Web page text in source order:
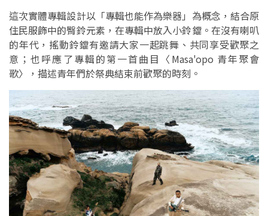
這次實體專輯設計以「專輯也能作為樂器」為概念，結合原
住民服飾中的臀鈴元素，在專輯中放入小鈴鐺。在沒有喇叭
的年代，搖動鈴鐺有邀請大家一起跳舞、共同享受歡聚之
意；也呼應了專輯的第一首曲目〈Masa'opo 青年聚會
歌〉，描述青年們於祭典結束前歡聚的時刻。